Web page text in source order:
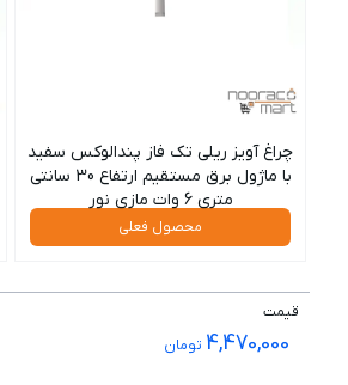
چراغ آویز ریلی تک فاز پندالوکس سفید
با ماژول برق مستقیم ارتفاع 30 سانتی
متری 6 وات مازی نور
محصول فعلی
قیمت
4,470,000 تومان